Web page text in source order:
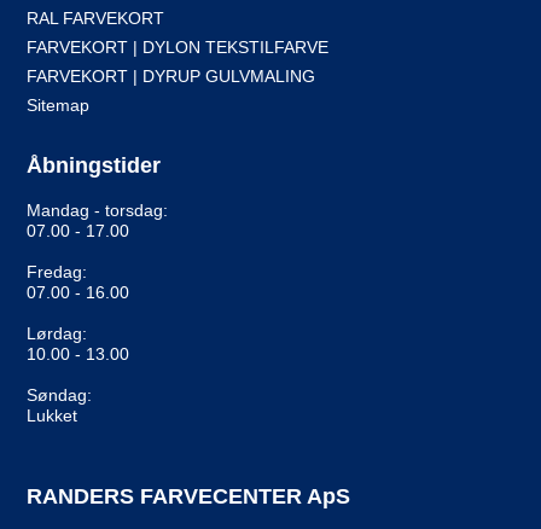
RAL FARVEKORT
FARVEKORT | DYLON TEKSTILFARVE
FARVEKORT | DYRUP GULVMALING
Sitemap
Åbningstider
Mandag - torsdag:
07.00 - 17.00
Fredag:
07.00 - 16.00
Lørdag:
10.00 - 13.00
Søndag:
Lukket
RANDERS FARVECENTER ApS